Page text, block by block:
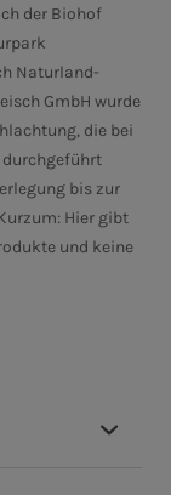
der Biohof
Naturland-
GmbH wurde
die bei
bis zur
Hier gibt
und keine